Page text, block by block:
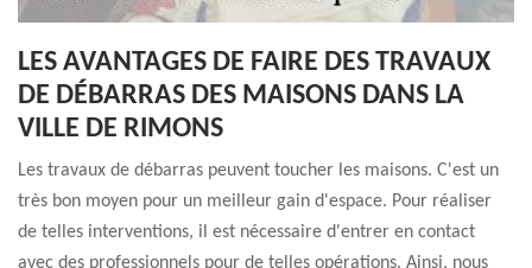
LES AVANTAGES DE FAIRE DES TRAVAUX
DE DÉBARRAS DES MAISONS DANS LA
VILLE DE RIMONS
Les travaux de débarras peuvent toucher les maisons. C'est un
très bon moyen pour un meilleur gain d'espace. Pour réaliser
de telles interventions, il est nécessaire d'entrer en contact
avec des professionnels pour de telles opérations. Ainsi, nous